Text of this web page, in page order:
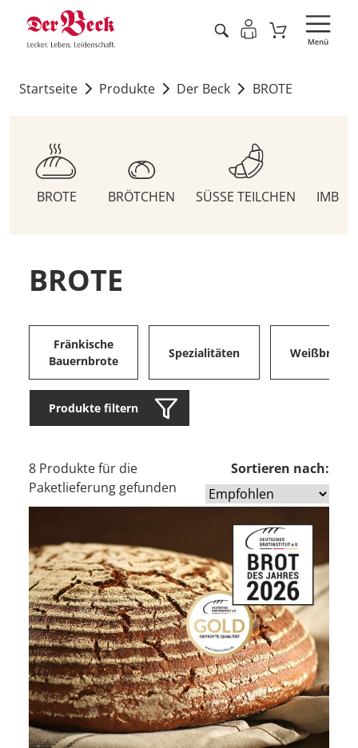
Startseite Produkte Der Beck BROTE
BROTE BRÖTCHEN SÜSSE TEILCHEN
BROTE
Fränkische
Bauernbrote
Spezialitäten Weißbrote
Produkte filtern
8 Produkte für die
Paketlieferung gefunden
Sortieren nach: